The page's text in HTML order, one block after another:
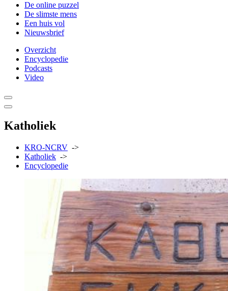
De online puzzel
De slimste mens
Een huis vol
Nieuwsbrief
Overzicht
Encyclopedie
Podcasts
Video
Katholiek
KRO-NCRV ->
Katholiek ->
Encyclopedie